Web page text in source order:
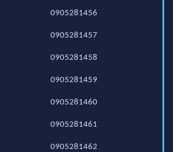
0905281456
0905281457
0905281458
0905281459
0905281460
0905281461
0905281462